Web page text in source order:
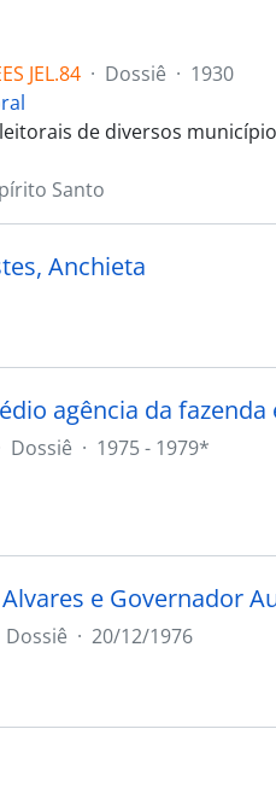
JEL.84 · Dossiê · 1930
de diversos
Santo
Anchieta
Dossiê · 1975 - 1979*
Dossiê · 20/12/1976